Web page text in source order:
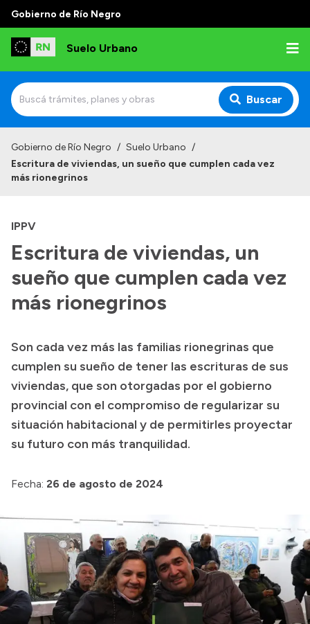
Gobierno de Río Negro
Suelo Urbano
Buscar
Gobierno de Río Negro / Suelo Urbano /
Escritura de viviendas, un sueño que cumplen cada vez
más rionegrinos
IPPV
Escritura de viviendas, un
sueño que cumplen cada vez
más rionegrinos
Son cada vez más las familias rionegrinas que
cumplen su sueño de tener las escrituras de sus
viviendas, que son otorgadas por el gobierno
provincial con el compromiso de regularizar su
situación habitacional y de permitirles proyectar
su futuro con más tranquilidad.
Fecha: 26 de agosto de 2024